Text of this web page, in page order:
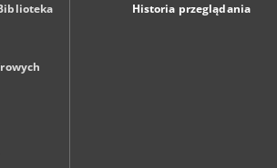
Historia przeglądania